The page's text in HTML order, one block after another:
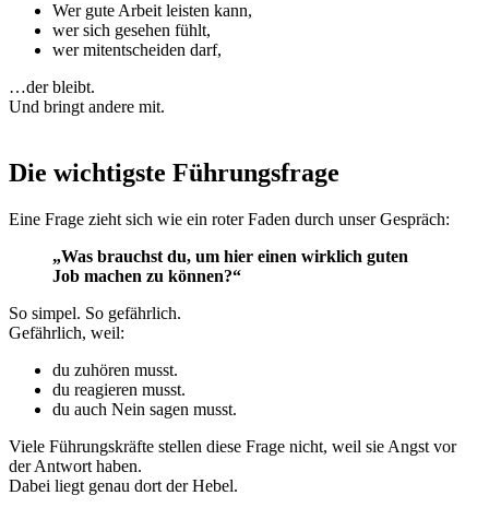
Wer gute Arbeit leisten kann,
wer sich gesehen fühlt,
wer mitentscheiden darf,
…der bleibt.
Und bringt andere mit.
Die wichtigste Führungsfrage
Eine Frage zieht sich wie ein roter Faden durch unser Gespräch:
„Was brauchst du, um hier einen wirklich guten
Job machen zu können?“
So simpel. So gefährlich.
Gefährlich, weil:
du zuhören musst.
du reagieren musst.
du auch Nein sagen musst.
Viele Führungskräfte stellen diese Frage nicht, weil sie Angst vor
der Antwort haben.
Dabei liegt genau dort der Hebel.